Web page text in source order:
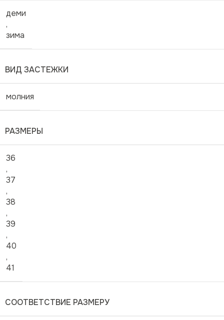
деми
,
зима
ВИД ЗАСТЕЖКИ
молния
РАЗМЕРЫ
36
,
37
,
38
,
39
,
40
,
41
СООТВЕТСТВИЕ РАЗМЕРУ